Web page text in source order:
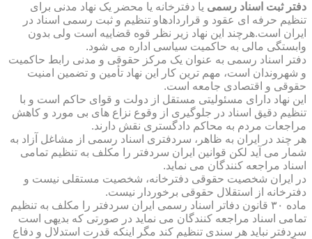
دفتر ثبت اسناد رسمی یا دفترخانه یا محضر یک نهاد مدنی برای
تنظیم حرفه ای عقود و قراردادهاو تنظیم و ثبت رسمی اسناد در
ایران است.هرچند این نهاد زیر نظر قوه قضاییه است ولی بدون
وابستگی مالی به حاکمیت سیاسی اداره می شود.
دفتر اسناد رسمی به عنوان یک مرکز حقوقی و مدنی رابط حاکمیت
و شهروندان است، مهم ترین کار این نهاد تأمین و تضمین امنیت
حقوقی و اقتصادی جامعه است.
این نهاد دارای مسئولیتی مستقل از دولت و قوای حاکم است و با
تنظیم دقیق اسناد در جلوگیری از وقوع نزاع های بی مورد و کاهش
مراجعات مردم به محاکم دادگستری نقش دارند.
هر چند در ایران به ظاهر، سردفتری اسناد رسمی از مشاغل آزاد به
شمار می آید لکن قوانین ایران سردفتر را مکلف به تنظیم تمامی
اسناد مراجعه کنندگان می نماید.
در ایران شخصیت حقوقی دفترخانه، شخصیت مستقلی نیست و
دفترخانه از استقلال حقوقی برخوردار نیست.
ماده ۳۰ قانون دفاتر اسناد رسمی ایران سردفتر را مکلف به تنظیم
تمامی اسناد مراجعه کنندگان می نماید در صورتی که بدیهی است
سردفتر نباید هر سندی تنظیم کند مگر اینکه قدرت استدلال و دفاع